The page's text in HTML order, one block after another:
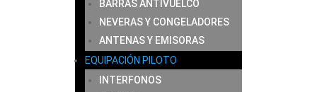
BARRAS ANTIVUELCO
NEVERAS Y CONGELADORES
ANTENAS Y EMISORAS
EQUIPACIÓN PILOTO
INTERFONOS